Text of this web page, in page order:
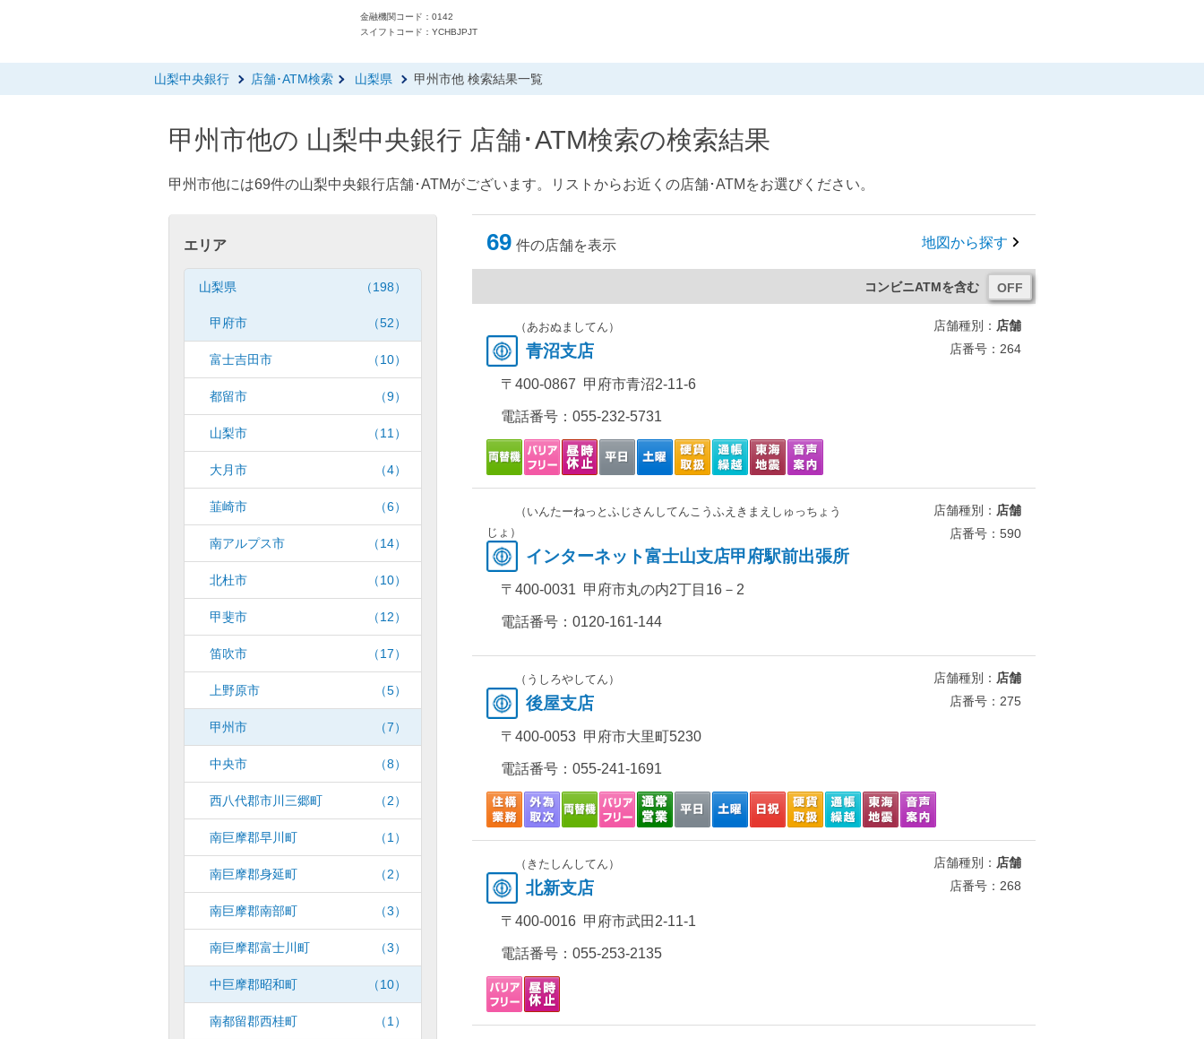
金融機関コード：0142
スイフトコード：YCHBJPJT
山梨中央銀行 店舗･ATM検索 山梨県 甲州市他 検索結果一覧
甲州市他の 山梨中央銀行 店舗･ATM検索の検索結果
甲州市他には69件の山梨中央銀行店舗･ATMがございます。リストからお近くの店舗･ATMをお選びください。
エリア
山梨県 （198）
甲府市 （52）
富士吉田市 （10）
都留市 （9）
山梨市 （11）
大月市 （4）
韮崎市 （6）
南アルプス市 （14）
北杜市 （10）
甲斐市 （12）
笛吹市 （17）
上野原市 （5）
甲州市 （7）
中央市 （8）
西八代郡市川三郷町 （2）
南巨摩郡早川町 （1）
南巨摩郡身延町 （2）
南巨摩郡南部町 （3）
南巨摩郡富士川町 （3）
中巨摩郡昭和町 （10）
南都留郡西桂町 （1）
69 件の店舗を表示 地図から探す
コンビニATMを含む
（あおぬましてん）
青沼支店
店舗種別： 店舗
店番号：264
〒400-0867 甲府市青沼2-11-6
電話番号： 055-232-5731
（いんたーねっとふじさんしてんこうふえきまえしゅっちょう
じょ）
インターネット富士山支店甲府駅前出張所
店舗種別： 店舗
店番号：590
〒400-0031 甲府市丸の内2丁目16－2
電話番号： 0120-161-144
（うしろやしてん）
後屋支店
店舗種別： 店舗
店番号：275
〒400-0053 甲府市大里町5230
電話番号： 055-241-1691
（きたしんしてん）
北新支店
店舗種別： 店舗
店番号：268
〒400-0016 甲府市武田2-11-1
電話番号： 055-253-2135